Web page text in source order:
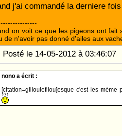
j'ai commandé la derniere
on voit ce que les pigeons ont fait
de n'avoir pas donné d'ailes aux
Posté le 14-05-2012 à
nono a écrit :
[citation=gilloulefilou]esque c'est les méme